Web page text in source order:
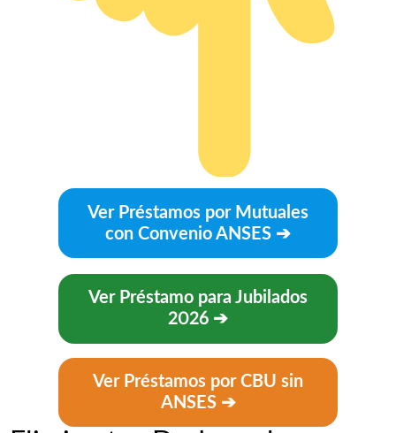
Ver Préstamos por Mutuales
con Convenio ANSES ➔
Ver Préstamo para Jubilados
2026 ➔
Ver Préstamos por CBU sin
ANSES ➔